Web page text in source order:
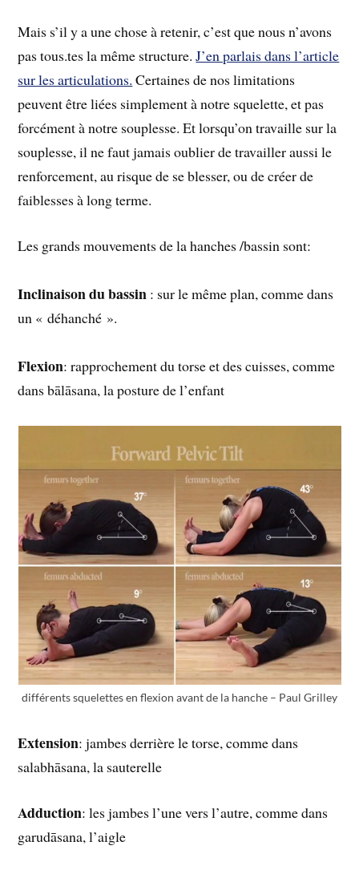
Mais s’il y a une chose à retenir, c’est que nous n’avons
pas tous.tes la même structure.J’en parlais dans l’article
sur les articulations. Certaines de nos limitations
peuvent être liées simplement à notre squelette, et pas
forcément à notre souplesse. Et lorsqu’on travaille sur la
souplesse, il ne faut jamais oublier de travailler aussi le
renforcement, au risque de se blesser, ou de créer de
faiblesses à long terme.
Les grands mouvements de la hanches /bassin sont:
Inclinaison du bassin : sur le même plan, comme dans
un « déhanché ».
Flexion: rapprochement du torse et des cuisses, comme
dans bālāsana, la posture de l’enfant
différents squelettes en flexion avant de la hanche – Paul Grilley
Extension: jambes derrière le torse, comme dans
salabhāsana, la sauterelle
Adduction: les jambes l’une vers l’autre, comme dans
garudāsana, l’aigle